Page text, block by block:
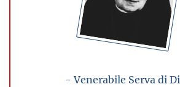
- Venerabile Serva di